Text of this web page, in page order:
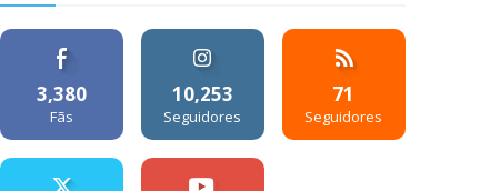
3,380
Fãs
10,253
Seguidores
71
Seguidores